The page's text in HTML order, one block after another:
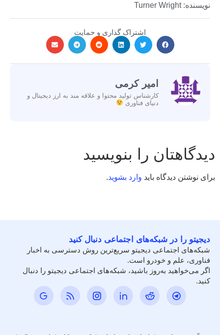
نویسنده: Turner Wright
اشتراک گذاری و حمایت
امیر کرمی
کارشناس تولید محتوا و علاقه مند به ارز دیجیتال و
دنیای فناوری
دیدگاهتان را بنویسید
برای نوشتن دیدگاه باید وارد بشوید.
دیجیتو را در شبکه‌های اجتماعی دنبال کنید
شبکه‌های اجتماعی دیجیتو سریع‌ترین روش دسترسی به اخبار
فناوری، علم و خودرو است.
اگر می‌خواهید به‌روز باشید، شبکه‌های اجتماعی دیجیتو را دنبال
کنید.